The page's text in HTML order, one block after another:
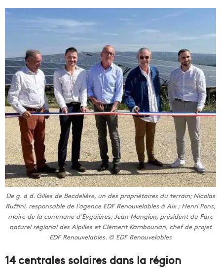
De g. à d. Gilles de Becdelière, un des propriétaires du terrain; Nicolas
Ruffini, responsable de l’agence EDF Renouvelables à Aix ; Henri Pons,
maire de la commune d’Eyguières; Jean Mangion, président du Parc
naturel régional des Alpilles et Clément Kambourian, chef de projet
EDF Renouvelables. © EDF Renouvelables
14 centrales solaires dans la région